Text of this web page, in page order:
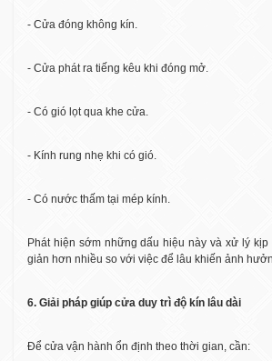
- Cửa đóng không kín.
- Cửa phát ra tiếng kêu khi đóng mở.
- Có gió lọt qua khe cửa.
- Kính rung nhẹ khi có gió.
- Có nước thấm tại mép kính.
Phát hiện sớm những dấu hiệu này và xử lý
giản hơn nhiều so với việc để lâu khiến ảnh
6. Giải pháp giúp cửa duy trì độ kín lâu dài
Để cửa vận hành ổn định theo thời gian, cần: